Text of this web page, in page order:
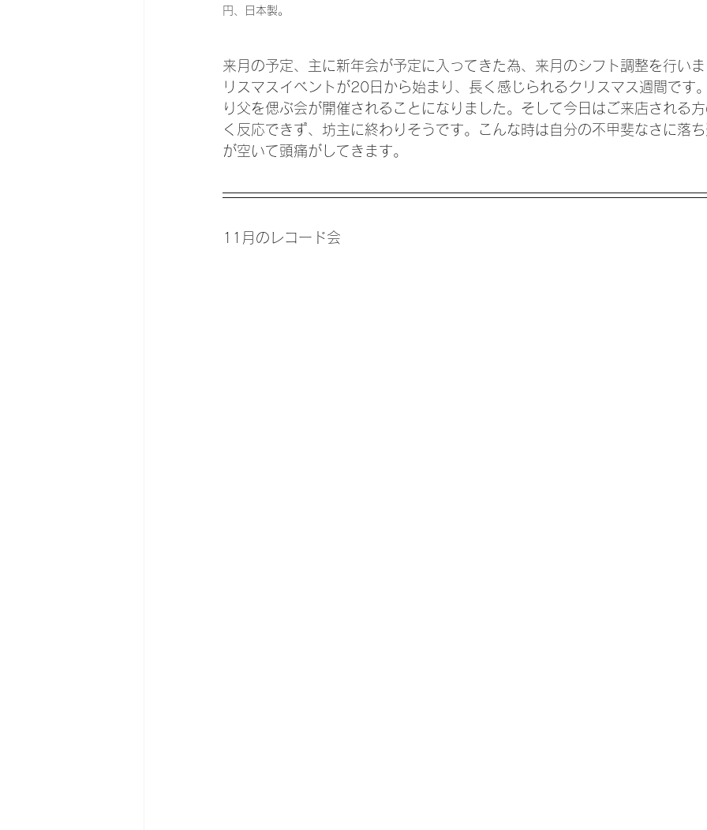
円、日本製。
来月の予定、主に新年会が予定に入ってきた為、来月のシフト調整を行い
リスマスイベントが20日から始まり、長く感じられるクリスマス週間です
り父を偲ぶ会が開催されることになりました。そして今日はご来店される
く反応できず、坊主に終わりそうです。こんな時は自分の不甲斐なさに落
が空いて頭痛がしてきます。
11月のレコード会